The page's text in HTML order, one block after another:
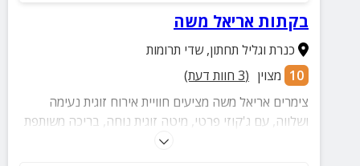
בקתות אריאל משה
כנרת וגליל תחתון,שדי תרומות
10 מצוין (
3 חוות דעת)
צימרים אריאל משה מציעים חוויית אירוח זוגית נעימה
ושלווה, עם ג'קוזי פרטי, מיטה זוגית נוחה, בריכה משותפת
ונוף לגלבוע – מושלם לזוגות שרוצים להתנתק מהשגרה